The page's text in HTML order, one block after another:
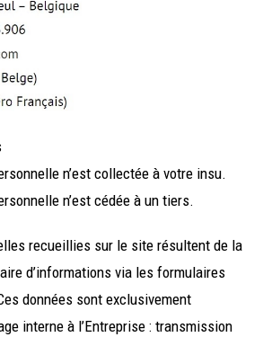
n’est collectée à votre insu.
n’est cédée à un tiers.
recueillies sur le site résultent de la
d’informations via les formulaires
données sont exclusivement
interne à l’Entreprise : transmission